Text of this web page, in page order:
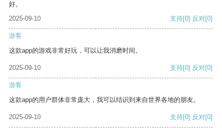
好。
2025-09-10
支持[0] 反对[0]
游客
这款app的游戏非常好玩，可以让我消磨时间。
2025-09-10 支持[0] 反对[0]
游客
这款app的用户群体非常庞大，我可以结识到来自世界各地的朋友。
2025-09-10 支持[0] 反对[0]